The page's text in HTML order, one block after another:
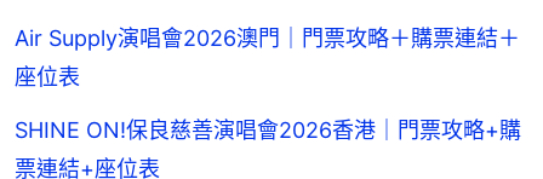
Air Supply演唱會2026澳門｜門票攻略＋購票連結＋
座位表
SHINE ON!保良慈善演唱會2026香港｜門票攻略+購
票連結+座位表